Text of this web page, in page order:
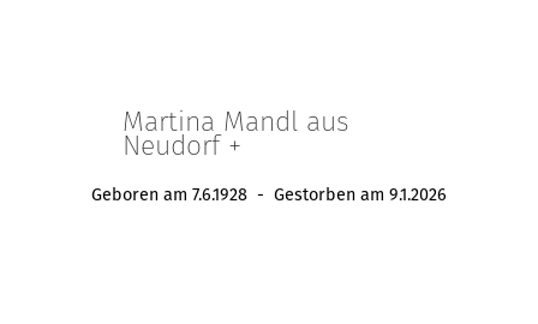
Martina Mandl aus
Neudorf +
Geboren am 7.6.1928 - Gestorben am 9.1.2026